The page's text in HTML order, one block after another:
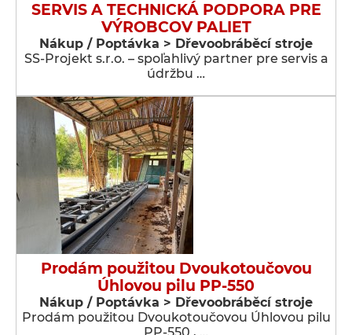
SERVIS A TECHNICKÁ PODPORA PRE
VÝROBCOV PALIET
Nákup / Poptávka > Dřevoobráběcí stroje
SS-Projekt s.r.o. – spoľahlivý partner pre servis a
údržbu …
Prodám použitou Dvoukotoučovou
Úhlovou pilu PP-550
Nákup / Poptávka > Dřevoobráběcí stroje
Prodám použitou Dvoukotoučovou Úhlovou pilu